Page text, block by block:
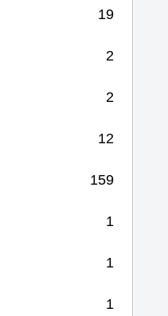
19
2
2
12
159
1
1
1